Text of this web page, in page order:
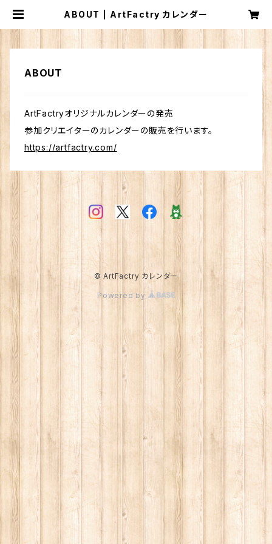
ABOUT | ArtFactry カレンダー
ABOUT
ArtFactryオリジナルカレンダーの発売
参加クリエイターのカレンダーの販売を行います。
https://artfactry.com/
© ArtFactry カレンダー
Powered by